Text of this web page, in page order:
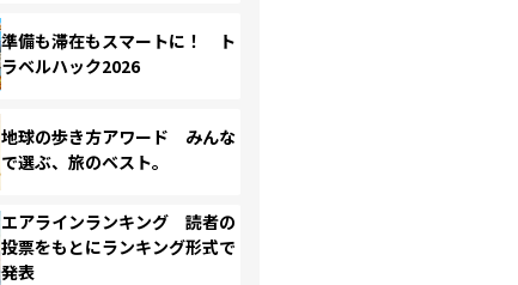
準備も滞在もスマートに！ ト
ラベルハック2026
地球の歩き方アワード みんな
で選ぶ、旅のベスト。
エアラインランキング 読者の
投票をもとにランキング形式で
発表